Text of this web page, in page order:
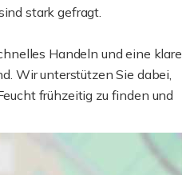
stark gefragt.
Handeln und eine klare
Wir unterstützen Sie dabei,
frühzeitig zu finden und